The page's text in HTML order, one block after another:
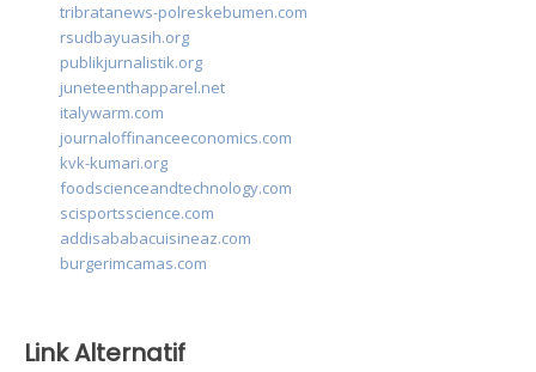
tribratanews-polreskebumen.com
rsudbayuasih.org
publikjurnalistik.org
juneteenthapparel.net
italywarm.com
journaloffinanceeconomics.com
kvk-kumari.org
foodscienceandtechnology.com
scisportsscience.com
addisababacuisineaz.com
burgerimcamas.com
Link Alternatif